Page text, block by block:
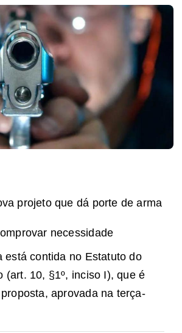
projeto que dá porte de arma
necessidade
está contida no Estatuto do
(art. 10, §1º, inciso I), que é
aprovada na terça-